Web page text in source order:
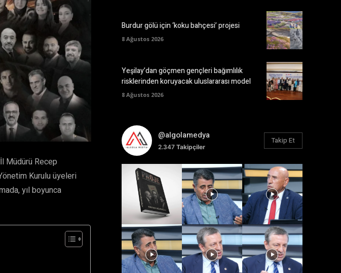
Müdürü Recep
Kurulu üyeleri
yıl boyunca
Burdur gölü için ‘koku bahçesi’ projesi
8 Ağustos 2026
Yeşilay’dan göçmen gençleri bağımlılık
risklerinden koruyacak uluslararası model
8 Ağustos 2026
@algolamedya
2.347Takipçiler
Takip Et